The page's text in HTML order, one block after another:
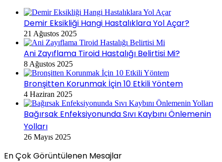
Demir Eksikliği Hangi Hastalıklara Yol Açar?
21 Ağustos 2025
Ani Zayıflama Tiroid Hastalığı Belirtisi Mi?
8 Ağustos 2025
Bronşitten Korunmak İçin 10 Etkili Yöntem
4 Haziran 2025
Bağırsak Enfeksiyonunda Sıvı Kaybını Önlemenin
Yolları
26 Mayıs 2025
En Çok Görüntülenen Mesajlar